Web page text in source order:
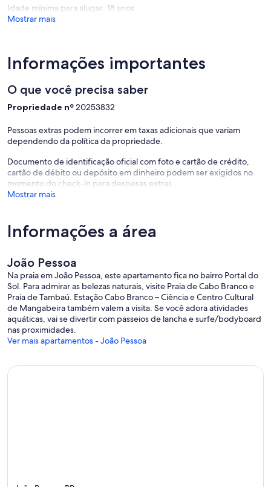
Idade mínima para alugar: 18 anos
Mostrar mais
Informações importantes
O que você precisa saber
Propriedade nº20253832
Pessoas extras podem incorrer em taxas adicionais que variam
dependendo da política da propriedade.
Documento de identificação oficial com foto e cartão de crédito,
cartão de débito ou depósito em dinheiro podem ser exigidos no
momento do check-in para despesas extras.
Mostrar mais
Informações a área
João Pessoa
Na praia em João Pessoa, este apartamento fica no bairro Portal do
Sol. Para admirar as belezas naturais, visite Praia de Cabo Branco e
Praia de Tambaú. Estação Cabo Branco – Ciência e Centro Cultural
de Mangabeira também valem a visita. Se você adora atividades
aquáticas, vai se divertir com passeios de lancha e surfe/bodyboard
nas proximidades.
Ver mais apartamentos - João Pessoa